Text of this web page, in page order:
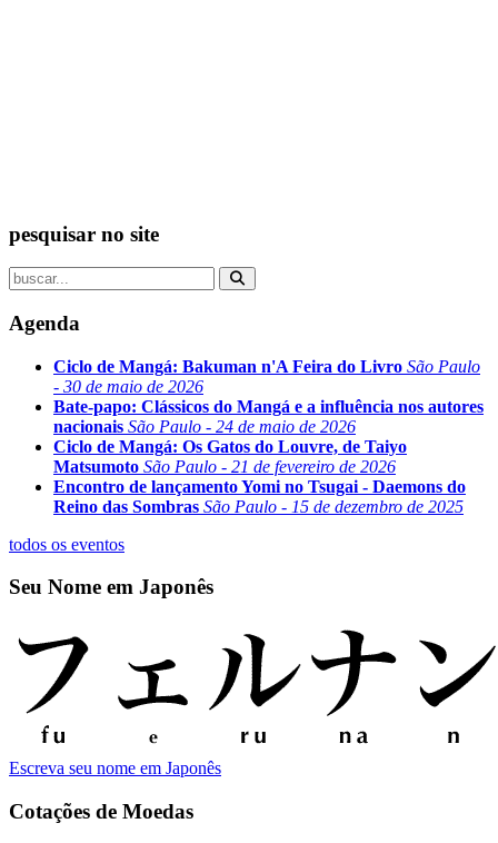
pesquisar no site
Agenda
Ciclo de Mangá: Bakuman n'A Feira do Livro São Paulo
- 30 de maio de 2026
Bate-papo: Clássicos do Mangá e a influência nos autores
nacionais São Paulo - 24 de maio de 2026
Ciclo de Mangá: Os Gatos do Louvre, de Taiyo
Matsumoto São Paulo - 21 de fevereiro de 2026
Encontro de lançamento Yomi no Tsugai - Daemons do
Reino das Sombras São Paulo - 15 de dezembro de 2025
todos os eventos
Seu Nome em Japonês
Escreva seu nome em Japonês
Cotações de Moedas